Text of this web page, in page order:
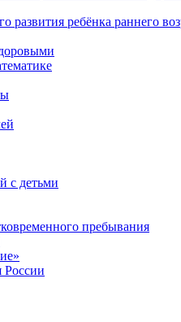
развития ребёнка раннего
с детьми
пребывания